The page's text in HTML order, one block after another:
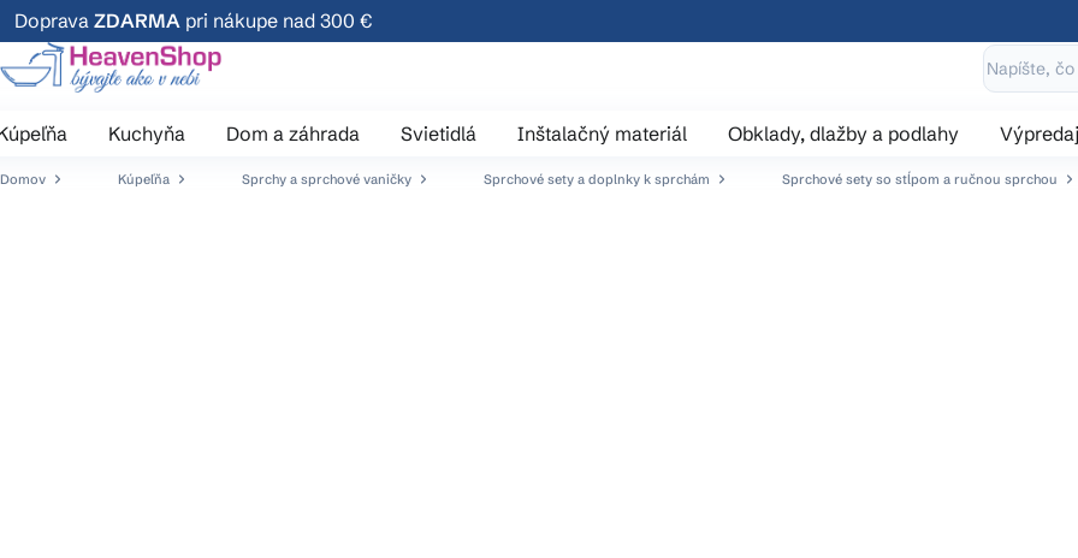
Prejsť
na
obsah
Doprava ZDARMA pri nákupe nad 300 €
Kuchyňa Dom a záhrada Svietidlá Inštalačný materiál Obklady, dlažby a podlahy Výpredaj
Domov Kúpeľňa Sprchy a sprchové vaničky Sprchové sety a doplnky k sprchám Sprchové sety so stĺpom a ručnou sprchou